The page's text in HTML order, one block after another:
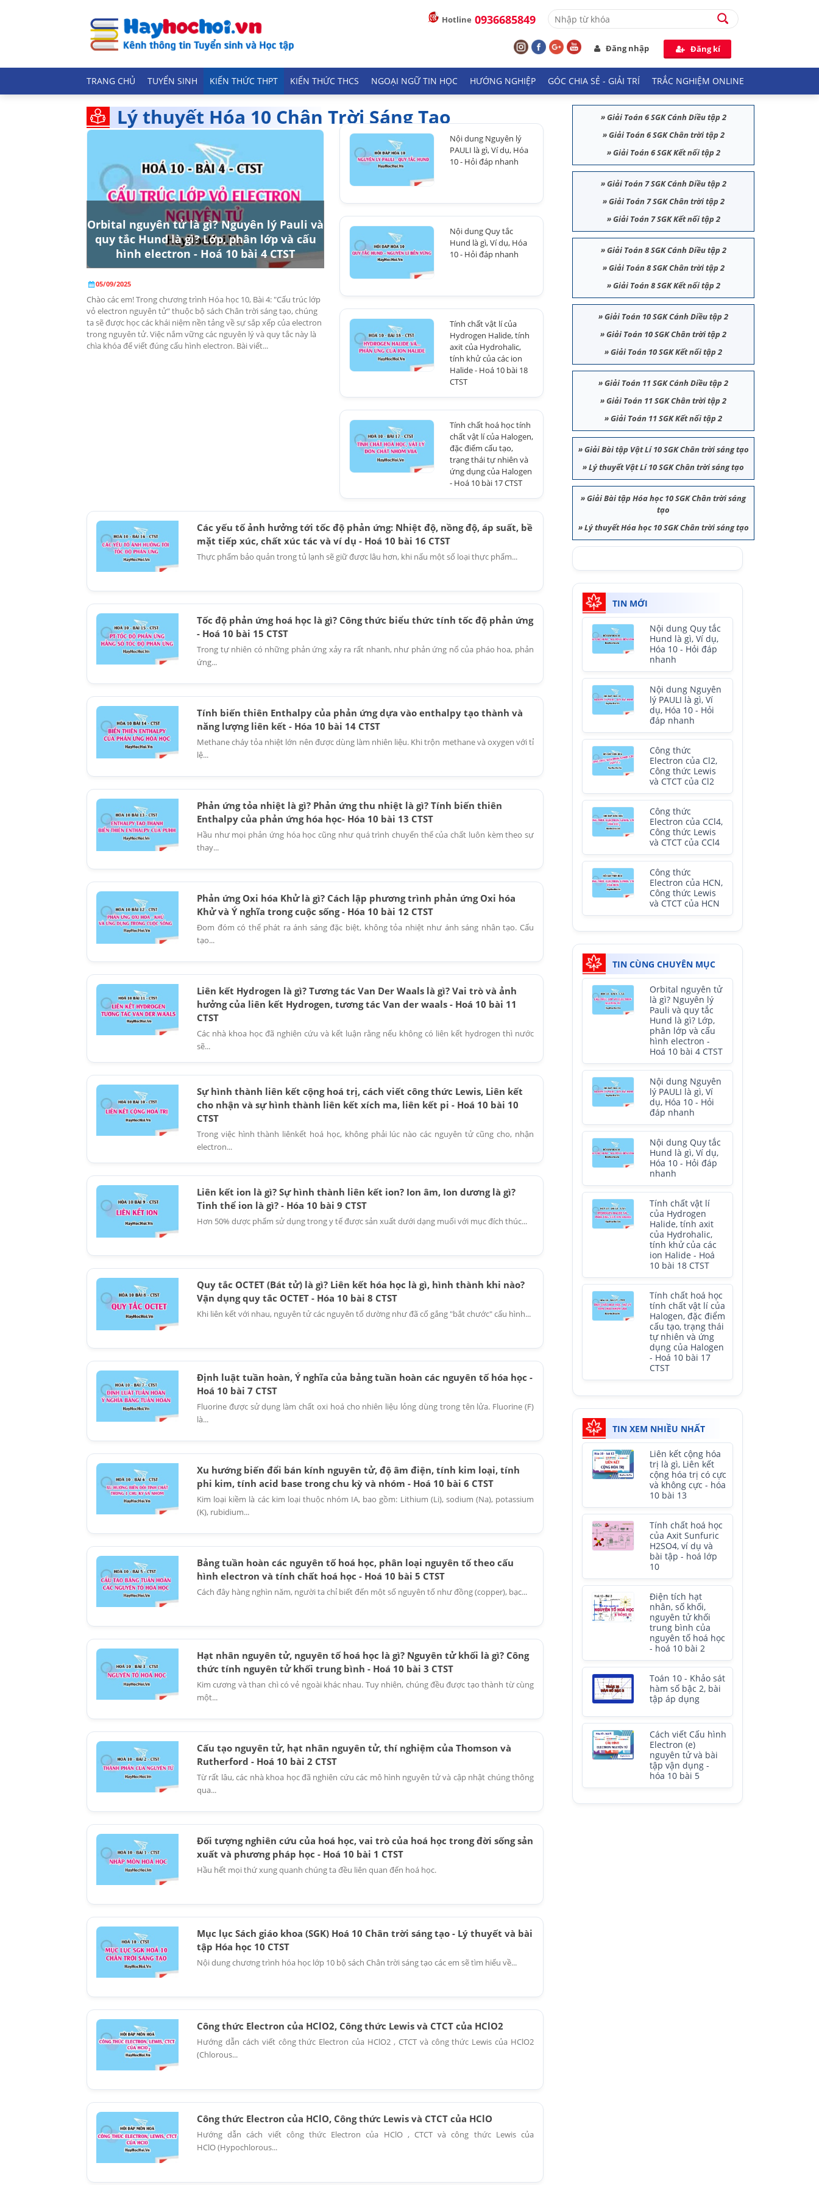
Hotline 0936685849
Đăng nhập Đăng kí
TRANG CHỦ TUYỂN SINH KIẾN THỨC THPT KIẾN THỨC THCS NGOẠI NGỮ TIN HỌC HƯỚNG NGHIỆP GÓC CHIA SẺ - GIẢI TRÍ TRẮC NGHIỆM ONLINE
Lý thuyết Hóa 10 Chân Trời Sáng Tạo
Orbital nguyên tử là gì? Nguyên lý Pauli và
quy tắc Hund là gì? Lớp, phân lớp và cấu
hình electron - Hoá 10 bài 4 CTST
05/09/2025
Chào các em! Trong chương trình Hóa học 10, Bài 4: "Cấu trúc lớp
vỏ electron nguyên tử" thuộc bộ sách Chân trời sáng tạo, chúng
ta sẽ được học các khái niệm nền tảng về sự sắp xếp của electron
trong nguyên tử. Việc nắm vững các nguyên lý và quy tắc này là
chìa khóa để viết đúng cấu hình electron. Bài viết...
Nội dung Nguyên lý
PAULI là gì, Ví dụ, Hóa
10 - Hỏi đáp nhanh
Nội dung Quy tắc
Hund là gì, Ví dụ, Hóa
10 - Hỏi đáp nhanh
Tính chất vật lí của
Hydrogen Halide, tính
axit của Hydrohalic,
tính khử của các ion
Halide - Hoá 10 bài 18
CTST
Tính chất hoá học tính
chất vật lí của Halogen,
đặc điểm cấu tạo,
trạng thái tự nhiên và
ứng dụng của Halogen
- Hoá 10 bài 17 CTST
Các yếu tố ảnh hưởng tới tốc độ phản ứng: Nhiệt độ, nồng độ, áp suất, bề
mặt tiếp xúc, chất xúc tác và ví dụ - Hoá 10 bài 16 CTST
Thực phẩm bảo quản trong tủ lạnh sẽ giữ được lâu hơn, khi nấu một số loại thực phẩm...
Tốc độ phản ứng hoá học là gì? Công thức biểu thức tính tốc độ phản ứng
- Hoá 10 bài 15 CTST
Trong tự nhiên có những phản ứng xảy ra rất nhanh, như phản ứng nổ của pháo hoa, phản
ứng...
Tính biến thiên Enthalpy của phản ứng dựa vào enthalpy tạo thành và
năng lượng liên kết - Hóa 10 bài 14 CTST
Methane cháy tỏa nhiệt lớn nên được dùng làm nhiên liệu. Khi trộn methane và oxygen với tỉ
lệ...
Phản ứng tỏa nhiệt là gì? Phản ứng thu nhiệt là gì? Tính biến thiên
Enthalpy của phản ứng hóa học- Hóa 10 bài 13 CTST
Hầu như mọi phản ứng hóa học cũng như quá trình chuyển thể của chất luôn kèm theo sự
thay...
Phản ứng Oxi hóa Khử là gì? Cách lập phương trình phản ứng Oxi hóa
Khử và Ý nghĩa trong cuộc sống - Hóa 10 bài 12 CTST
Đom đóm có thể phát ra ánh sáng đặc biệt, không tỏa nhiệt như ánh sáng nhân tạo. Cấu
tạo...
Liên kết Hydrogen là gì? Tương tác Van Der Waals là gì? Vai trò và ảnh
hưởng của liên kết Hydrogen, tương tác Van der waals - Hoá 10 bài 11
CTST
Các nhà khoa học đã nghiên cứu và kết luận rằng nếu không có liên kết hydrogen thì nước
sẽ...
Sự hình thành liên kết cộng hoá trị, cách viết công thức Lewis, Liên kết
cho nhận và sự hình thành liên kết xích ma, liên kết pi - Hoá 10 bài 10
CTST
Trong việc hình thành liênkết hoá học, không phải lúc nào các nguyên tử cũng cho, nhận
electron...
Liên kết ion là gì? Sự hình thành liên kết ion? Ion âm, Ion dương là gì?
Tinh thể ion là gì? - Hóa 10 bài 9 CTST
Hơn 50% dược phẩm sử dụng trong y tế được sản xuất dưới dạng muối với mục đích thúc...
Quy tắc OCTET (Bát tử) là gì? Liên kết hóa học là gì, hình thành khi nào?
Vận dụng quy tắc OCTET - Hóa 10 bài 8 CTST
Khi liên kết với nhau, nguyên tử các nguyên tố dường như đã cố gắng "bắt chước" cấu hình...
Định luật tuần hoàn, Ý nghĩa của bảng tuần hoàn các nguyên tố hóa học -
Hoá 10 bài 7 CTST
Fluorine được sử dụng làm chất oxi hoá cho nhiên liệu lỏng dùng trong tên lửa. Fluorine (F)
là...
Xu hướng biến đổi bán kính nguyên tử, độ âm điện, tính kim loại, tính
phi kim, tính acid base trong chu kỳ và nhóm - Hoá 10 bài 6 CTST
Kim loại kiềm là các kim loại thuộc nhóm IA, bao gồm: Lithium (Li), sodium (Na), potassium
(K), rubidium...
Bảng tuần hoàn các nguyên tố hoá học, phân loại nguyên tố theo cấu
hình electron và tính chất hoá học - Hoá 10 bài 5 CTST
Cách đây hàng nghìn năm, người ta chỉ biết đến một số nguyên tố như đồng (copper), bạc...
Hạt nhân nguyên tử, nguyên tố hoá học là gì? Nguyên tử khối là gì? Công
thức tính nguyên tử khối trung bình - Hoá 10 bài 3 CTST
Kim cương và than chì có vẻ ngoài khác nhau. Tuy nhiên, chúng đều được tạo thành từ cùng
một...
Cấu tạo nguyên tử, hạt nhân nguyên tử, thí nghiệm của Thomson và
Rutherford - Hoá 10 bài 2 CTST
Từ rất lâu, các nhà khoa học đã nghiên cứu các mô hình nguyên tử và cập nhật chúng thông
qua...
Đối tượng nghiên cứu của hoá học, vai trò của hoá học trong đời sống sản
xuất và phương pháp học - Hoá 10 bài 1 CTST
Hầu hết mọi thứ xung quanh chúng ta đều liên quan đến hoá học.
Mục lục Sách giáo khoa (SGK) Hoá 10 Chân trời sáng tạo - Lý thuyết và bài
tập Hóa học 10 CTST
Nội dung chương trình hóa học lớp 10 bộ sách Chân trời sáng tạo các em sẽ tìm hiểu về...
Công thức Electron của HClO2, Công thức Lewis và CTCT của HClO2
Hướng dẫn cách viết công thức Electron của HClO2 , CTCT và công thức Lewis của HClO2
(Chlorous...
Công thức Electron của HClO, Công thức Lewis và CTCT của HClO
Hướng dẫn cách viết công thức Electron của HClO , CTCT và công thức Lewis của
HClO (Hypochlorous...
»Giải Toán 6 SGK Cánh Diều tập 2
»Giải Toán 6 SGK Chân trời tập 2
»Giải Toán 6 SGK Kết nối tập 2
»Giải Toán 7 SGK Cánh Diều tập 2
»Giải Toán 7 SGK Chân trời tập 2
»Giải Toán 7 SGK Kết nối tập 2
»Giải Toán 8 SGK Cánh Diều tập 2
»Giải Toán 8 SGK Chân trời tập 2
»Giải Toán 8 SGK Kết nối tập 2
»Giải Toán 10 SGK Cánh Diều tập 2
»Giải Toán 10 SGK Chân trời tập 2
»Giải Toán 10 SGK Kết nối tập 2
»Giải Toán 11 SGK Cánh Diều tập 2
»Giải Toán 11 SGK Chân trời tập 2
»Giải Toán 11 SGK Kết nối tập 2
»Giải Bài tập Vật Lí 10 SGK Chân trời sáng tạo
»Lý thuyết Vật Lí 10 SGK Chân trời sáng tạo
»Giải Bài tập Hóa học 10 SGK Chân trời sáng
tạo
»Lý thuyết Hóa học 10 SGK Chân trời sáng tạo
TIN MỚI
Nội dung Quy tắc
Hund là gì, Ví dụ,
Hóa 10 - Hỏi đáp
nhanh
Nội dung Nguyên
lý PAULI là gì, Ví
dụ, Hóa 10 - Hỏi
đáp nhanh
Công thức
Electron của Cl2,
Công thức Lewis
và CTCT của Cl2
Công thức
Electron của CCl4,
Công thức Lewis
và CTCT của CCl4
Công thức
Electron của HCN,
Công thức Lewis
và CTCT của HCN
TIN CÙNG CHUYÊN MỤC
Orbital nguyên tử
là gì? Nguyên lý
Pauli và quy tắc
Hund là gì? Lớp,
phân lớp và cấu
hình electron -
Hoá 10 bài 4 CTST
Nội dung Nguyên
lý PAULI là gì, Ví
dụ, Hóa 10 - Hỏi
đáp nhanh
Nội dung Quy tắc
Hund là gì, Ví dụ,
Hóa 10 - Hỏi đáp
nhanh
Tính chất vật lí
của Hydrogen
Halide, tính axit
của Hydrohalic,
tính khử của các
ion Halide - Hoá
10 bài 18 CTST
Tính chất hoá học
tính chất vật lí của
Halogen, đặc điểm
cấu tạo, trạng thái
tự nhiên và ứng
dụng của Halogen
- Hoá 10 bài 17
CTST
TIN XEM NHIỀU NHẤT
Liên kết cộng hóa
trị là gì, Liên kết
cộng hóa trị có cực
và không cực - hóa
10 bài 13
Tính chất hoá học
của Axit Sunfuric
H2SO4, ví dụ và
bài tập - hoá lớp
10
Điện tích hạt
nhân, số khối,
nguyên tử khối
trung bình của
nguyên tố hoá học
- hoá 10 bài 2
Toán 10 - Khảo sát
hàm số bậc 2, bài
tập áp dụng
Cách viết Cấu hình
Electron (e)
nguyên tử và bài
tập vận dụng -
hóa 10 bài 5